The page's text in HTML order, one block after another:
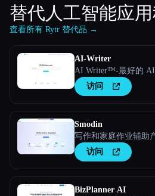
替代人工智能应
查看所有 Rytr 替代品 →
AI-Writer
AI Writer™-最好的 AI
访问
Smodin
写作和家庭作业辅助
访问
BizPlanner AI